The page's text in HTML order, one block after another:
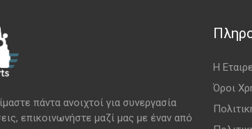
πάντα ανοιχτοί για συνεργασία
επικοινωνήστε μαζί μας με έναν από
Η
Όροι